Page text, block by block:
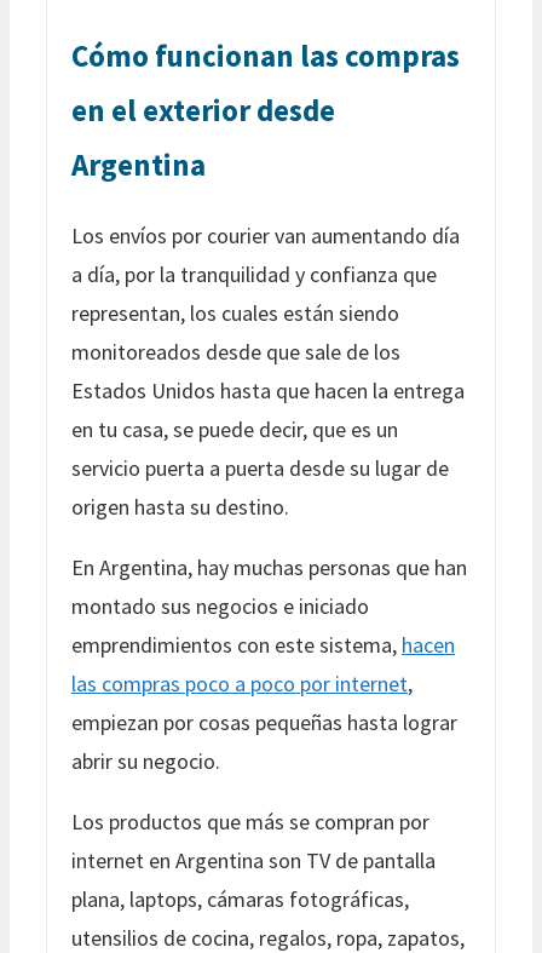
Cómo funcionan las compras
en el exterior desde
Argentina
Los envíos por courier van aumentando día
a día, por la tranquilidad y confianza que
representan, los cuales están siendo
monitoreados desde que sale de los
Estados Unidos hasta que hacen la entrega
en tu casa, se puede decir, que es un
servicio puerta a puerta desde su lugar de
origen hasta su destino.
En Argentina, hay muchas personas que han
montado sus negocios e iniciado
emprendimientos con este sistema, hacen
las compras poco a poco por internet,
empiezan por cosas pequeñas hasta lograr
abrir su negocio.
Los productos que más se compran por
internet en Argentina son TV de pantalla
plana, laptops, cámaras fotográficas,
utensilios de cocina, regalos, ropa, zapatos,